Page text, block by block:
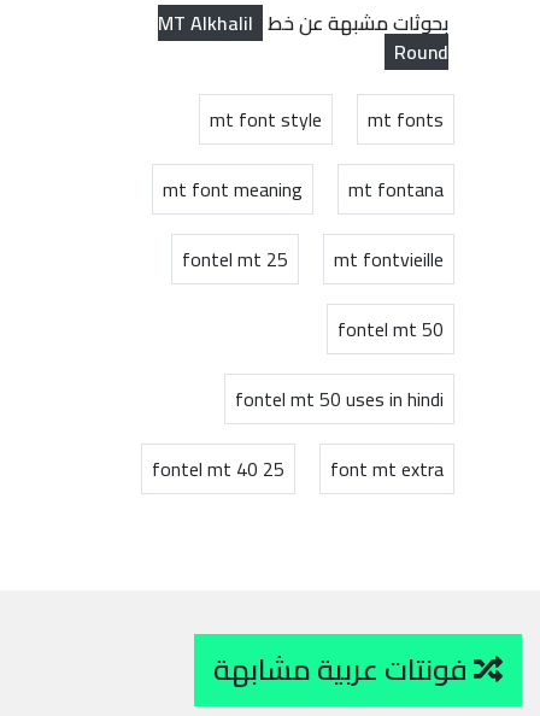
بحوثات مشبهة عن خط MT Alkhalil
Round
mt fonts
mt font style
mt fontana
mt font meaning
mt fontvieille
fontel mt 25
fontel mt 50
fontel mt 50 uses in hindi
font mt extra
fontel mt 40 25